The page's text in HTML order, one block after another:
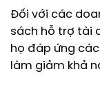
Đối với các
sách hỗ trợ tài
họ đáp ứng
làm giảm khả